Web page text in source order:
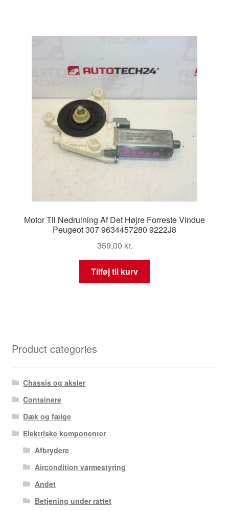
Motor Til Nedrulning Af Det Højre Forreste Vindue
Peugeot 307 9634457280 9222J8
359,00 kr.
Tilføj til kurv
Product categories
Chassis og aksler
Containere
Dæk og fælge
Elektriske komponenter
Afbrydere
Aircondition varmestyring
Andet
Betjening under rattet